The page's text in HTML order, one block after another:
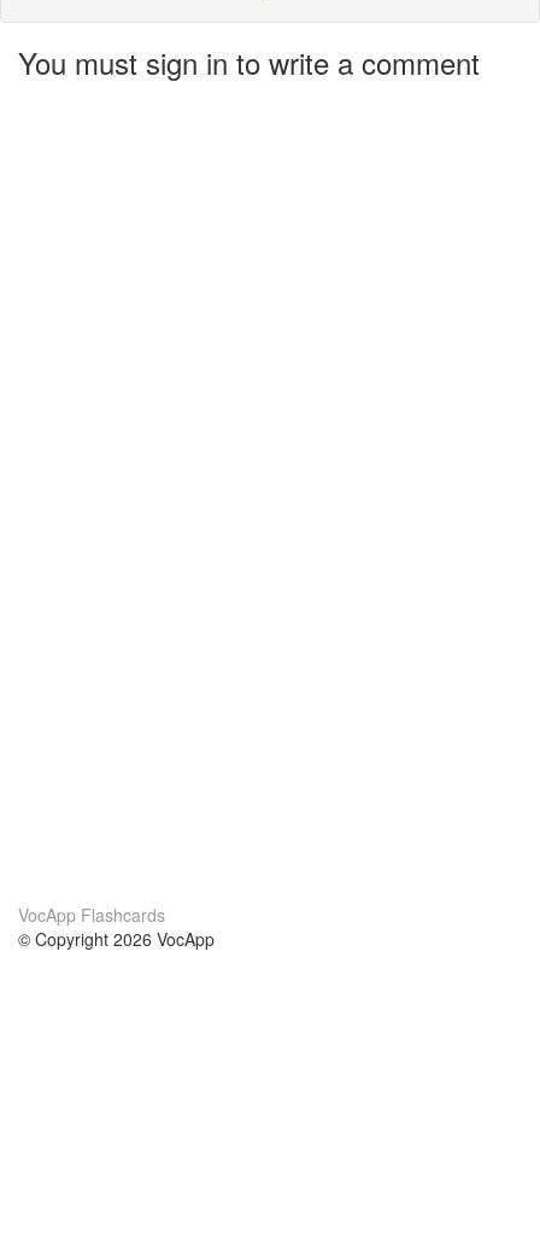
You must sign in to write a comment
VocApp Flashcards
© Copyright 2026 VocApp